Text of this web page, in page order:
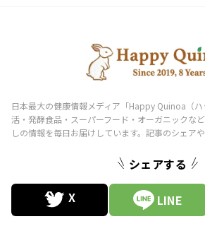
シェアする
LINE